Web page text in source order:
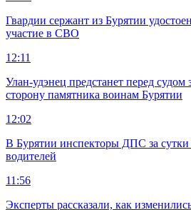
Гвардии сержант из Бурятии
участие в СВО
12:11
Улан-удэнец предстанет перед
сторону памятника воинам Бурятии
12:02
В Бурятии инспекторы ДПС за
водителей
11:56
Эксперты рассказали, как